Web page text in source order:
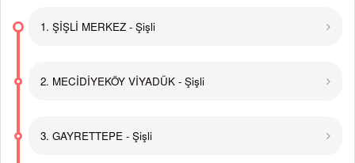
1. ŞİŞLİ MERKEZ - Şişli
2. MECİDİYEKÖY VİYADÜK - Şişli
3. GAYRETTEPE - Şişli